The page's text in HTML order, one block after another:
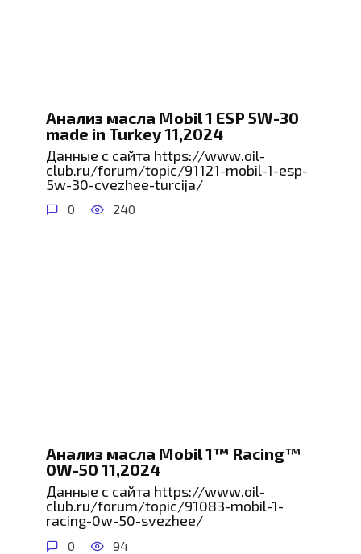
Анализ масла Mobil 1 ESP 5W-30
made in Turkey 11,2024
Данные с сайта https://www.oil-
club.ru/forum/topic/91121-mobil-1-esp-
5w-30-cvezhee-turcija/
0 240
Анализ масла Mobil 1™ Racing™
0W-50 11,2024
Данные с сайта https://www.oil-
club.ru/forum/topic/91083-mobil-1-
racing-0w-50-svezhee/
0 94